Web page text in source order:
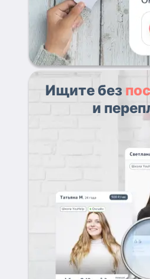
Ищите без
и